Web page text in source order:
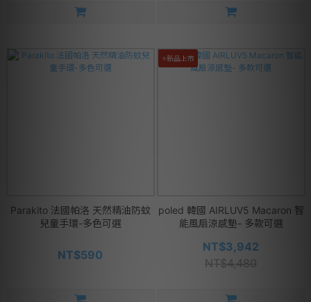
Parakito 法國帕洛 天然精油防蚊
兒童手環-多色可選
NT$590
⭐新品上市
poled 韓國 AIRLUV5 Macaron 智
能風扇涼感墊- 多款可選
NT$3,942
NT$4,480